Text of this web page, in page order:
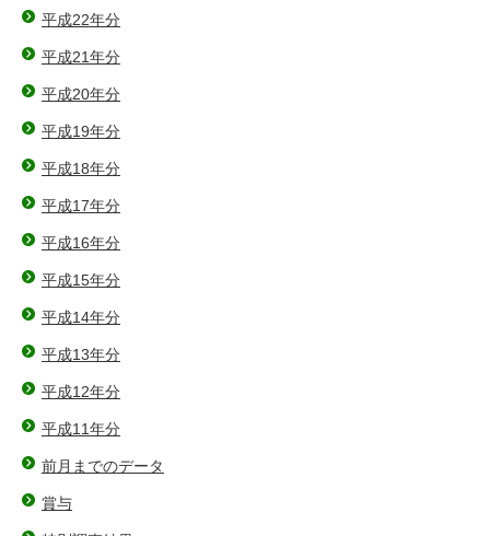
平成22年分
平成21年分
平成20年分
平成19年分
平成18年分
平成17年分
平成16年分
平成15年分
平成14年分
平成13年分
平成12年分
平成11年分
前月までのデータ
賞与